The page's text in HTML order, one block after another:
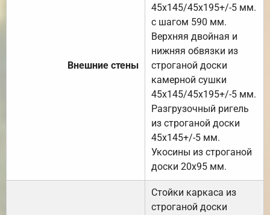
Внешние стены
45х145/45х195+/-5 мм.
с шагом 590 мм.
Верхняя двойная и
нижняя обвязки из
строганой доски
камерной сушки
45х145/45х195+/-5 мм.
Разгрузочный ригель
из строганой доски
45х145+/-5 мм.
Укосины из строганой
доски 20х95 мм.
Стойки каркаса из
строганой доски